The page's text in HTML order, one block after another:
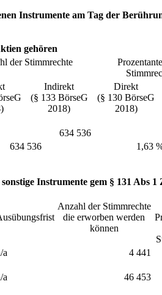
Instrumente am Tag der
gehören
der Stimmrechte
Indirekt
(§ 133 BörseG
2018)
Direkt
(§ 130 BörseG
2018)
634 536
634 536 1,63
Instrumente gem § 131 Abs 1
Anzahl der Stimmrechte
die erworben werden
können
a 4 441
a 46 453